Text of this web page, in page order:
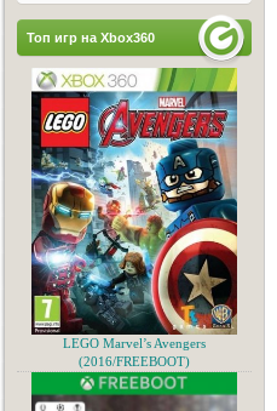
Топ игр на Xbox360
LEGO Marvel’s Avengers
(2016/FREEBOOT)